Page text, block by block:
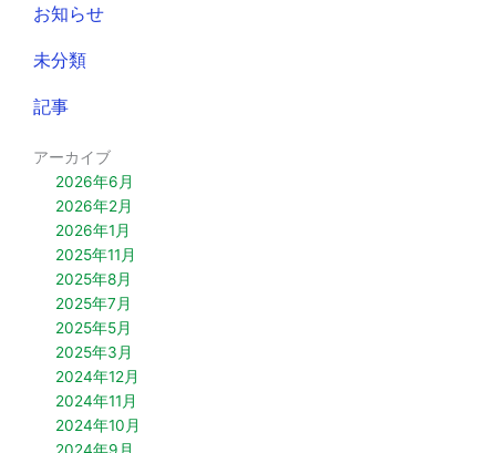
お知らせ
未分類
記事
アーカイブ
2026年6月
2026年2月
2026年1月
2025年11月
2025年8月
2025年7月
2025年5月
2025年3月
2024年12月
2024年11月
2024年10月